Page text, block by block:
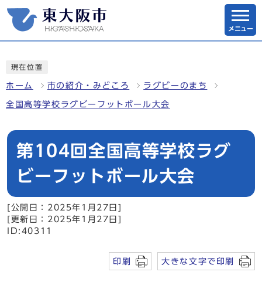
メニュー
現在位置
ホーム 市の紹介・みどころ ラグビーのまち
全国高等学校ラグビーフットボール大会
第104回全国高等学校ラグ
ビーフットボール大会
[公開日：2025年1月27日]
[更新日：2025年1月27日]
ID:40311
印刷 大きな文字で印刷